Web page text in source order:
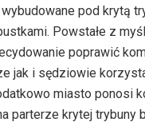
pod krytą
Powstałe z
poprawić
jak i sędziowie
miasto ponosi
parterze krytej trybuny